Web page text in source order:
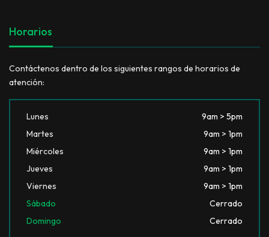
Horarios
Contáctenos dentro de los siguientes rangos de horarios de
atención:
Lunes
9am > 5pm
Martes
9am > 1pm
Miércoles
9am > 1pm
Jueves
9am > 1pm
Viernes
9am > 1pm
Sábado
Cerrado
Domingo
Cerrado